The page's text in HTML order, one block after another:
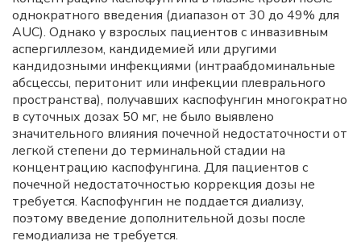
однократного введения (диапазон от 30 до 49% для
AUC). Однако у взрослых пациентов с инвазивным
аспергиллезом, кандидемией или другими
кандидозными инфекциями (интраабдоминальные
абсцессы, перитонит или инфекции плеврального
пространства), получавших каспофунгин многократно
в суточных дозах 50 мг, не было выявлено
значительного влияния почечной недостаточности от
легкой степени до терминальной стадии на
концентрацию каспофунгина. Для пациентов с
почечной недостаточностью коррекция дозы не
требуется. Каспофунгин не поддается диализу,
поэтому введение дополнительной дозы после
гемодиализа не требуется.